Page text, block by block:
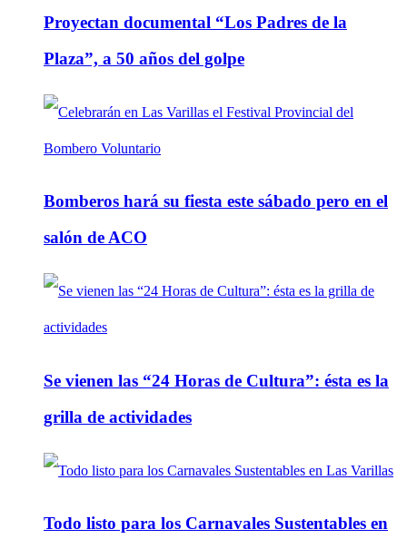
Proyectan documental “Los Padres de la
Plaza”, a 50 años del golpe
Bomberos hará su fiesta este sábado pero en el
salón de ACO
Se vienen las “24 Horas de Cultura”: ésta es la
grilla de actividades
Todo listo para los Carnavales Sustentables en